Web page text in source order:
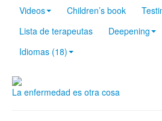
Videos Children’s book
Lista de terapeutas
Deepening
Idiomas (18)
La enfermedad es otra cosa